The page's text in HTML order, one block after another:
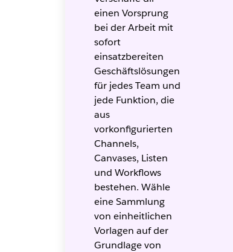
einen Vorsprung
bei der Arbeit mit
sofort
einsatzbereiten
Geschäftslösungen
für jedes Team und
jede Funktion, die
aus
vorkonfigurierten
Channels,
Canvases, Listen
und Workflows
bestehen. Wähle
eine Sammlung
von einheitlichen
Vorlagen auf der
Grundlage von